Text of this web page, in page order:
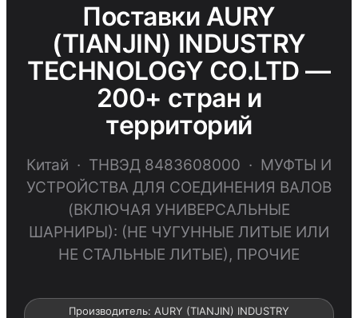
Поставки AURY
(TIANJIN) INDUSTRY
TECHNOLOGY CO.LTD —
200+ стран и
территорий
Китай · ТНВЭД 8483608000 · МУФТЫ И
УСТРОЙСТВА ДЛЯ СОЕДИНЕНИЯ ВАЛОВ
(ВКЛЮЧАЯ УНИВЕРСАЛЬНЫЕ
ШАРНИРЫ): (НЕ ЧУГУННЫЕ ЛИТЫЕ ИЛИ
НЕ СТАЛЬНЫЕ ЛИТЫЕ), ПРОЧИЕ
Производитель: AURY (TIANJIN) INDUSTRY